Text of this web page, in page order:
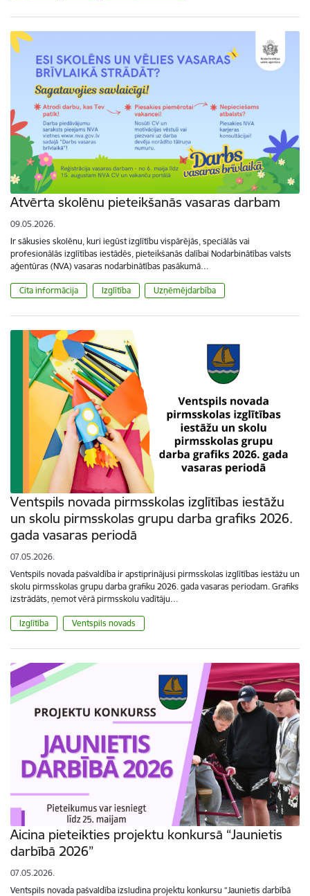
Atvērta skolēnu pieteikšanās vasaras darbam
09.05.2026.
Ir sākusies skolēnu, kuri iegūst izglītību vispārējās, speciālās vai
profesionālās izglītības iestādēs, pieteikšanās dalībai Nodarbinātības valsts
aģentūras (NVA) vasaras nodarbinātības pasākumā…
Cita informācija Izglītība Uzņēmējdarbība
Ventspils novada pirmsskolas izglītības iestāžu
un skolu pirmsskolas grupu darba grafiks 2026.
gada vasaras periodā
07.05.2026.
Ventspils novada pašvaldība ir apstiprinājusi pirmsskolas izglītības iestāžu un
skolu pirmsskolas grupu darba grafiku 2026. gada vasaras periodam. Grafiks
izstrādāts, ņemot vērā pirmsskolu vadītāju…
Izglītība Ventspils novads
Aicina pieteikties projektu konkursā “Jaunietis
darbībā 2026”
07.05.2026.
Ventspils novada pašvaldība izsludina projektu konkursu “Jaunietis darbībā